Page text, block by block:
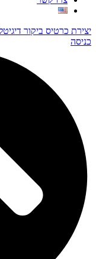
יצירת כרטיס ביקור
כניסה